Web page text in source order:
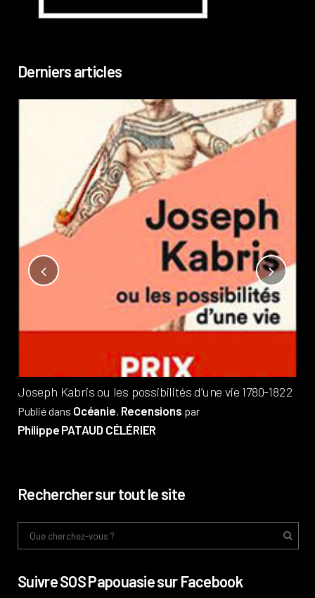
Derniers articles
Joseph Kabris ou les possibilités d’une vie 1780-1822
Publié dans Océanie, Recensions par
Philippe PATAUD CÉLÉRIER
Rechercher sur tout le site
Suivre SOS Papouasie sur Facebook